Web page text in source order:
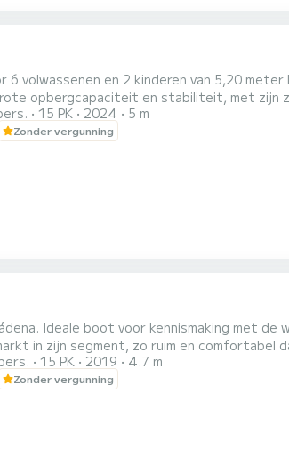
volwassenen en 2 kinderen van 5,20
opbergcapaciteit en stabiliteit, met zijn
luifel en volledige
aan. Verhuur voor een volledige dag van 6
15 PK 2024 5 m
Zonder vergunning
Ideale boot voor kennismaking met
in zijn segment, zo ruim en comfortabel
wordt met de hand bestuurd vanaf de
naar Spotify, usb, radio, bimini-top,
15 PK 2019 4.7 m
Zonder vergunning